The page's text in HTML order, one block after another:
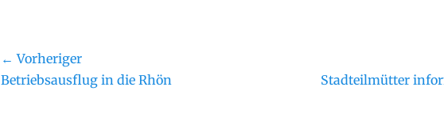
Beitragsnavigation
← Vorheriger
Vorheriger
Betriebsausflug in die Rhön
Nächster
Stadteilmütter